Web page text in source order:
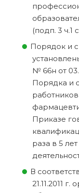
(подп. 3 ч.1
Порядок и
№ 66н от
Порядка и
Приказе
раза в 5
В
21.11.2011